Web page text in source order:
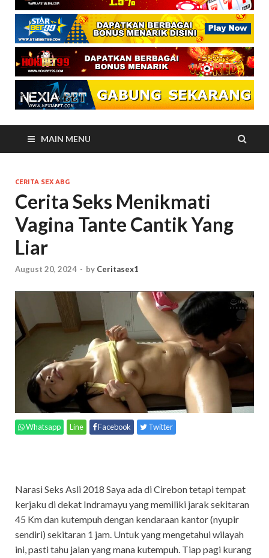
MAIN MENU
CERITA SEX ABG
Cerita Seks Menikmati
Vagina Tante Cantik Yang
Liar
August 20, 2024 - by Ceritasex1
Whatsapp Line Facebook Twitter
Narasi Seks Asli 2018 Saya ada di Cirebon tetapi tempat
kerjaku di dekat Indramayu yang memiliki jarak sekitaran
45 Km dan kutempuh dengan kendaraan kantor (nyupir
sendiri) sekitaran 1 jam. Untuk yang mengetahui wilayah
ini, pasti tahu jalan yang mana kutempuh. Tiap pagi kurang